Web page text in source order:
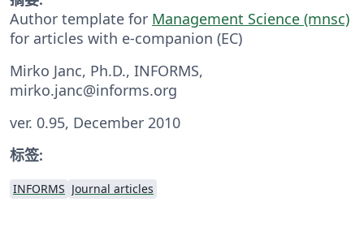
Author template for Management Science (mnsc)
for articles with e-companion (EC)
Mirko Janc, Ph.D., INFORMS,
mirko.janc@informs.org
ver. 0.95, December 2010
标签:
INFORMS Journal articles